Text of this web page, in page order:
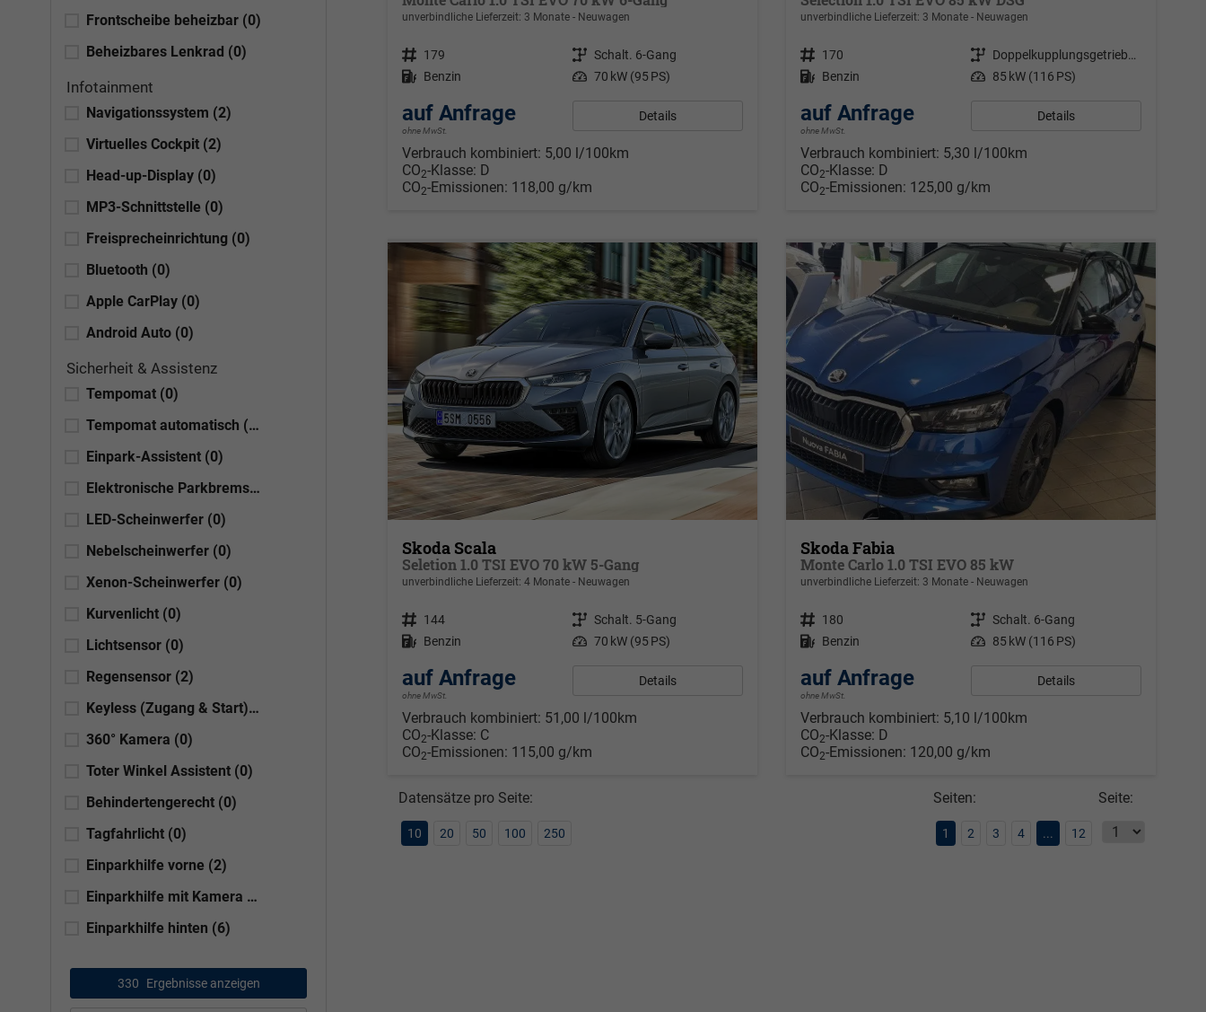
unverbindliche Lieferzeit: 3 Monate Neuwagen
Fahrzeugnr. 179 Getriebe Schalt. 6-Gang
Kraftstoff Benzin Leistung 70 kW (95 PS)
auf Anfrage
ohne MwSt.
Details
Verbrauch kombiniert: 5,00 l/100km
CO2-Klasse: D
CO2-Emissionen: 118,00 g/km
unverbindliche Lieferzeit: 3 Monate Neuwagen
Fahrzeugnr. 170 Getriebe
Doppelkupplungsgetriebe (DSG)
Kraftstoff Benzin Leistung 85 kW (116 PS)
auf Anfrage
ohne MwSt.
Details
Verbrauch kombiniert: 5,30 l/100km
CO2-Klasse: D
CO2-Emissionen: 125,00 g/km
Skoda Scala
Seletion 1.0 TSI EVO 70 kW 5-Gang
unverbindliche Lieferzeit: 4 Monate Neuwagen
Fahrzeugnr. 144 Getriebe Schalt. 5-Gang
Kraftstoff Benzin Leistung 70 kW (95 PS)
auf Anfrage
ohne MwSt.
Details
Verbrauch kombiniert: 51,00 l/100km
CO2-Klasse: C
CO2-Emissionen: 115,00 g/km
Skoda Fabia
Monte Carlo 1.0 TSI EVO 85 kW
unverbindliche Lieferzeit: 3 Monate Neuwagen
Fahrzeugnr. 180 Getriebe Schalt. 6-Gang
Kraftstoff Benzin Leistung 85 kW (116 PS)
auf Anfrage
ohne MwSt.
Details
Verbrauch kombiniert: 5,10 l/100km
CO2-Klasse: D
CO2-Emissionen: 120,00 g/km
Datensätze pro Seite:
10 20 50 100 250
Seite:
Seiten:
1 2 3 4 ... 12
Frontscheibe beheizbar (0)
Beheizbares Lenkrad (0)
Infotainment
Navigationssystem (2)
Virtuelles Cockpit (2)
Head-up-Display (0)
MP3-Schnittstelle (0)
Freisprecheinrichtung (0)
Bluetooth (0)
Apple CarPlay (0)
Android Auto (0)
Sicherheit & Assistenz
Tempomat (0)
Tempomat automatisch (ACC)
Einpark-Assistent (0)
Elektronische Parkbremse
LED-Scheinwerfer (0)
Nebelscheinwerfer (0)
Xenon-Scheinwerfer (0)
Kurvenlicht (0)
Lichtsensor (0)
Regensensor (2)
Keyless (Zugang & Start)(0)
360° Kamera (0)
Toter Winkel Assistent (0)
Behindertengerecht (0)
Tagfahrlicht (0)
Einparkhilfe vorne (2)
Einparkhilfe mit Kamera (0)
Einparkhilfe hinten (6)
330 Ergebnisse anzeigen